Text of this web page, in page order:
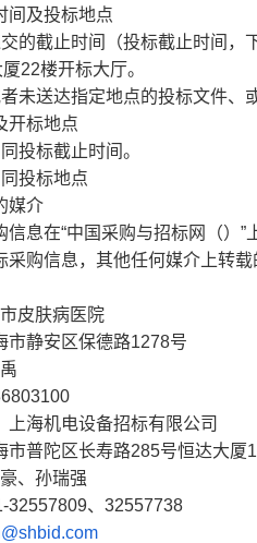
间及投标地点
的截止时间（投标截止时间
22楼开标大厅。
未送达指定地点的投标文件、
开标地点
投标截止时间。
投标地点
媒介
信息在“中国采购与招标网（）
采购信息，其他任何媒介上转
皮肤病医院
市静安区保德路1278号
上海机电设备招标有限公司
市普陀区长寿路285号恒达大厦
、孙瑞强
32557809、32557738